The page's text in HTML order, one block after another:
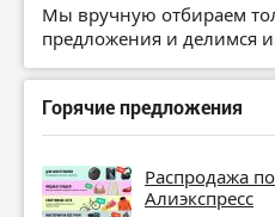
Мы вручную отбираем
предложения и делимся
Горячие предложения
Распродажа
Алиэкспресс